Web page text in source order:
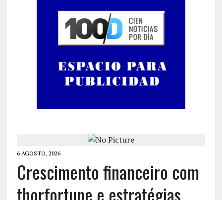
6 AGOSTO, 2026
Crescimento financeiro com
thorfortune e estratégias